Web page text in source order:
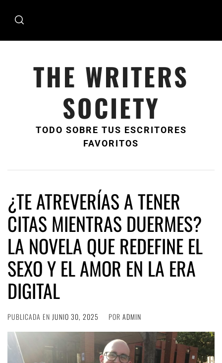
THE WRITERS
SOCIETY
TODO SOBRE TUS ESCRITORES
FAVORITOS
¿TE ATREVERÍAS A TENER
CITAS MIENTRAS DUERMES?
LA NOVELA QUE REDEFINE EL
SEXO Y EL AMOR EN LA ERA
DIGITAL
PUBLICADA EN JUNIO 30, 2025 POR ADMIN